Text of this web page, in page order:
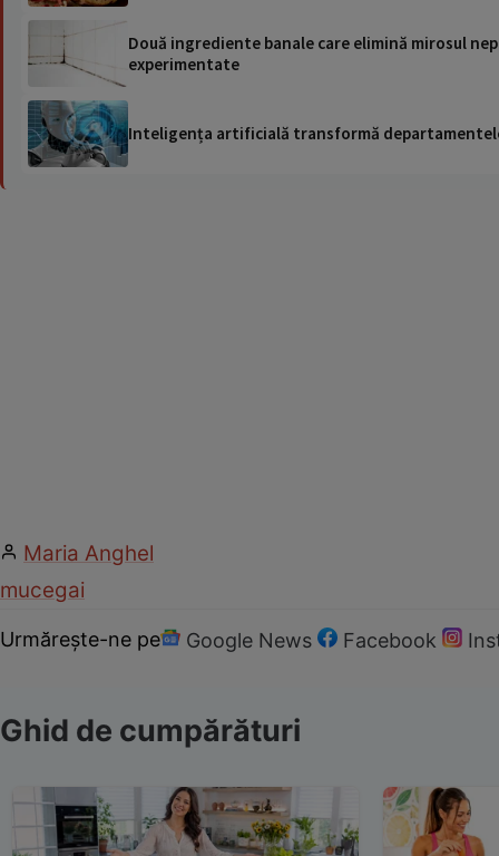
Două ingrediente banale care elimină mirosul
experimentate
Inteligența artificială transformă
Maria Anghel
mucegai
Urmărește-ne pe Google News Facebook
Ghid de cumpărături